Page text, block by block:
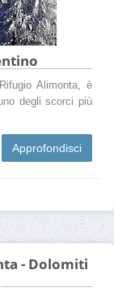
Alimonta, è
degli scorci più
Approfondisci
- Dolomiti